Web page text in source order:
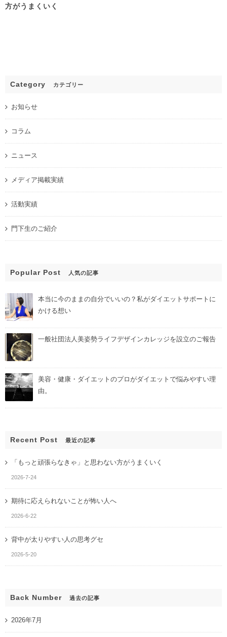
方がうまくいく
Category カテゴリー
お知らせ
コラム
ニュース
メディア掲載実績
活動実績
門下生のご紹介
Popular Post 人気の記事
本当に今のままの自分でいいの？私がダイエットサポートに
かける想い
一般社団法人美姿勢ライフデザインカレッジを設立のご報告
美容・健康・ダイエットのプロがダイエットで悩みやすい理
由。
Recent Post 最近の記事
「もっと頑張らなきゃ」と思わない方がうまくいく
2026-7-24
期待に応えられないことが怖い人へ
2026-6-22
背中が太りやすい人の思考グセ
2026-5-20
Back Number 過去の記事
2026年7月